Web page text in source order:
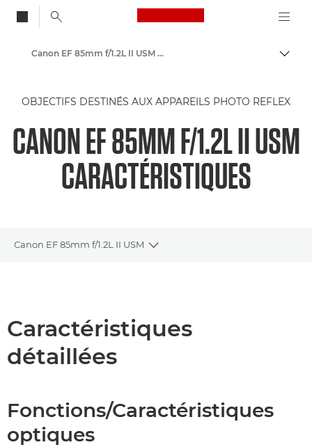
Canon Logo, back
Objectifs pour appareil photo Canon
Canon EF 85mm f/1.2L II USM - Objectifs - Objectifs photo
OBJECTIFS DESTINÉS AUX APPAREILS PHOTO REFLEX
CANON EF 85MM F/1.2L II USM
CARACTÉRISTIQUES
Canon EF 85mm f/1.2L II USM
Toggle breadcrumbs
Caractéristiques
détaillées
Fonctions/Caractéristiques
optiques